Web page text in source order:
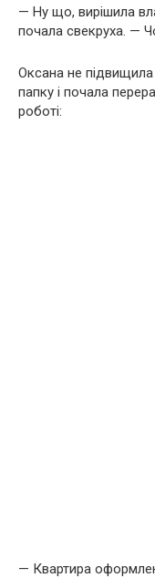
— Ну що, вирішила
почала свекруха. —
Оксана не
папку і почала
роботі:
— Квартира